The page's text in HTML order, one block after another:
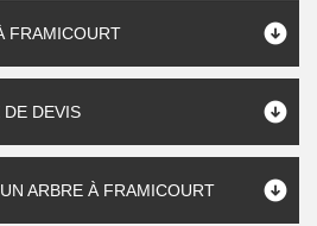
FRAMICOURT
DE DEVIS
ARBRE À FRAMICOURT